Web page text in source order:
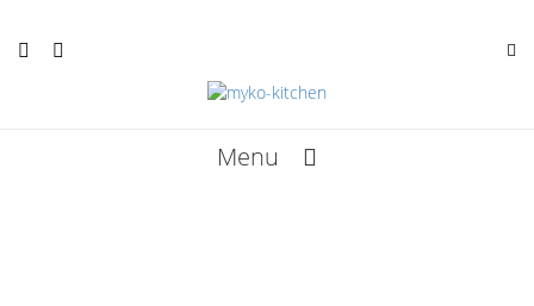
Menu